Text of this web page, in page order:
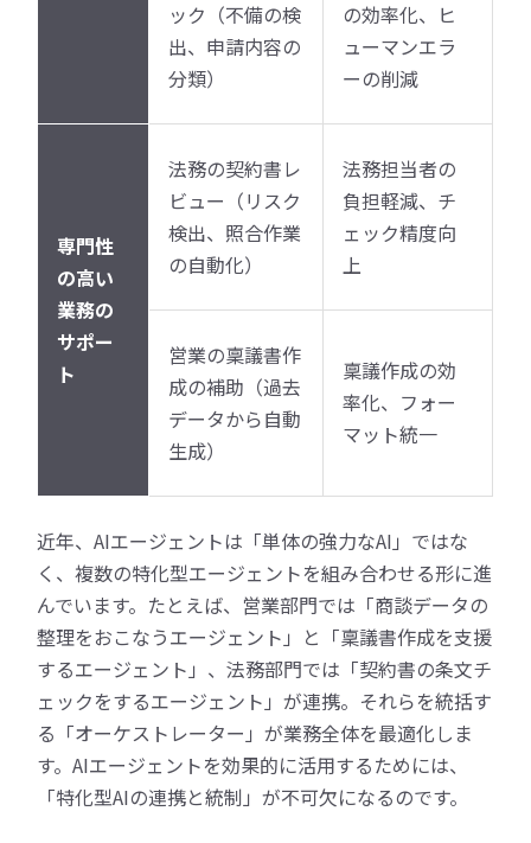
ック（不備の検
出、申請内容の
分類）
の効率化、ヒ
ューマンエラ
ーの削減
専門性
の高い
業務の
サポー
ト
法務の契約書レ
ビュー（リスク
検出、照合作業
の自動化）
法務担当者の
負担軽減、チ
ェック精度向
上
営業の稟議書作
成の補助（過去
データから自動
生成）
稟議作成の効
率化、フォー
マット統一
近年、AIエージェントは「単体の強力なAI」ではな
く、複数の特化型エージェントを組み合わせる形に進
んでいます。たとえば、営業部門では「商談データの
整理をおこなうエージェント」と「稟議書作成を支援
するエージェント」、法務部門では「契約書の条文チ
ェックをするエージェント」が連携。それらを統括す
る「オーケストレーター」が業務全体を最適化しま
す。AIエージェントを効果的に活用するためには、
「特化型AIの連携と統制」が不可欠になるのです。